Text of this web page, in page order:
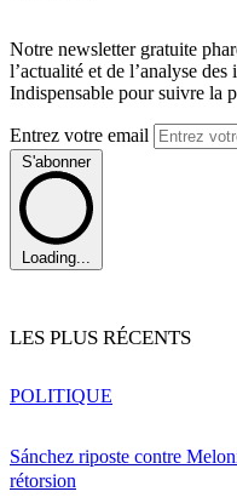
Notre newsletter gratuite
l’actualité et de l’analyse
Indispensable pour suivre la
Entrez votre email
S'abonner
Loading...
LES PLUS RÉCENTS
Sánchez riposte contre
rétorsion
POLITIQUE